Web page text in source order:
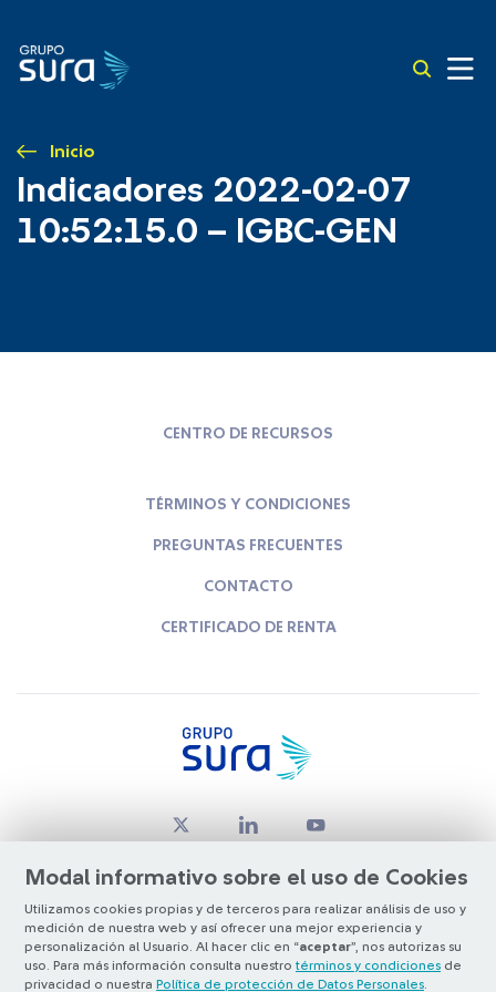
Inicio
Indicadores 2022-02-07
10:52:15.0 – IGBC-GEN
Modal informativo sobre el uso de Cookies
Utilizamos cookies propias y de terceros para realizar análisis de uso y
medición de nuestra web y así ofrecer una mejor experiencia y
personalización al Usuario. Al hacer clic en “aceptar”, nos autorizas su
uso. Para más información consulta nuestro términos y condiciones de
privacidad o nuestra Política de protección de Datos Personales
CENTRO DE RECURSOS
TÉRMINOS Y CONDICIONES
PREGUNTAS FRECUENTES
CONTACTO
CERTIFICADO DE RENTA
© Copyright Grupo SURA 2026